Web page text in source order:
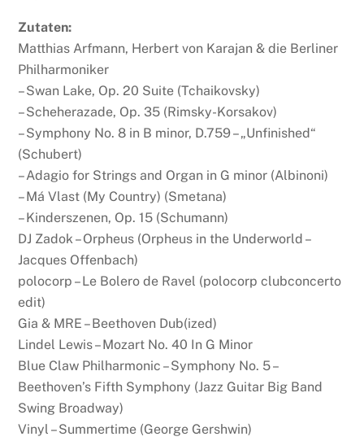
Zutaten:
Matthias Arfmann, Herbert von Karajan & die Berliner
Philharmoniker
– Swan Lake, Op. 20 Suite (Tchaikovsky)
– Scheherazade, Op. 35 (Rimsky-Korsakov)
– Symphony No. 8 in B minor, D.759 – „Unfinished“
(Schubert)
– Adagio for Strings and Organ in G minor (Albinoni)
– Má Vlast (My Country) (Smetana)
– Kinderszenen, Op. 15 (Schumann)
DJ Zadok – Orpheus (Orpheus in the Underworld –
Jacques Offenbach)
polocorp – Le Bolero de Ravel (polocorp clubconcerto
edit)
Gia & MRE – Beethoven Dub(ized)
Lindel Lewis – Mozart No. 40 In G Minor
Blue Claw Philharmonic – Symphony No. 5 –
Beethoven’s Fifth Symphony (Jazz Guitar Big Band
Swing Broadway)
Vinyl – Summertime (George Gershwin)